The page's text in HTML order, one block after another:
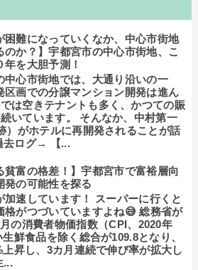
困難になっていくなか、中心市街地
のか？】宇都宮市の中心市街地、こ
年を大胆予測！
中心市街地では、大通り沿いの一
区画での分譲マンション開発は進ん
は空きテナントも多く、かつての賑
いています。 そんなか、中村第一
）がホテルに再開発されることが話
去ログ→ 【...
貧富の格差！】宇都宮市で富裕層向
発の可能性を探る
加速しています！ スーパーに行くと
格がつづいていますよね😅 総務省が
の消費者物価指数（CPI、2020年
鮮食品を除く総合が109.8となり、
昇し、3カ月連続で伸び率が拡大し
...